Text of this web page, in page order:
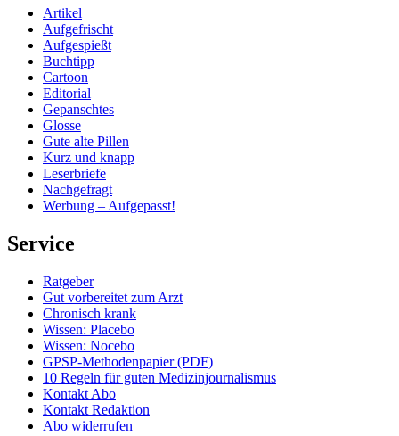
Artikel
Aufgefrischt
Aufgespießt
Buchtipp
Cartoon
Editorial
Gepanschtes
Glosse
Gute alte Pillen
Kurz und knapp
Leserbriefe
Nachgefragt
Werbung – Aufgepasst!
Service
Ratgeber
Gut vorbereitet zum Arzt
Chronisch krank
Wissen: Placebo
Wissen: Nocebo
GPSP-Methodenpapier (PDF)
10 Regeln für guten Medizinjournalismus
Kontakt Abo
Kontakt Redaktion
Abo widerrufen